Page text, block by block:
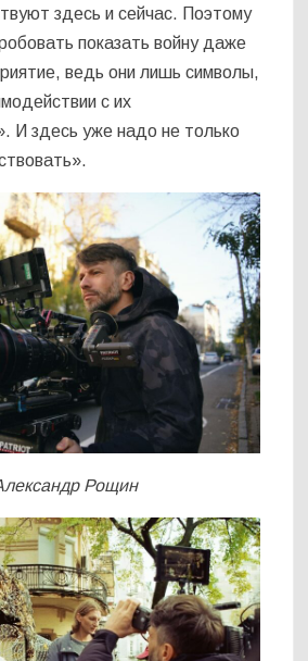
здесь и сейчас. Поэтому
показать войну даже
ведь они лишь символы,
с их
И здесь уже надо не только
Рощин